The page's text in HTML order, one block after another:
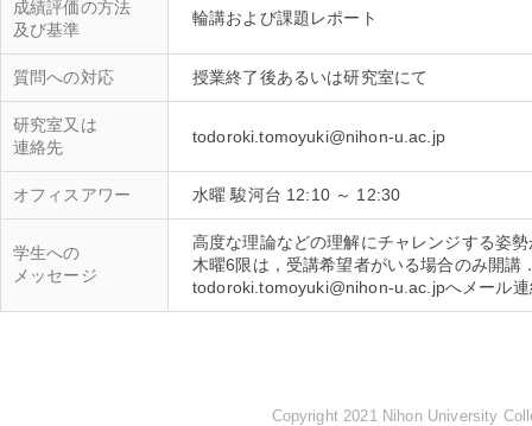
成績評価の方法
及び基準
質問への対応
研究室又は
連絡先
todoroki.tomoyuki@nihon-u.ac.jp
オフィスアワー 水曜 駿河台 12:10 ～ 12:30
学生への
メッセージ
高度な理論などの理解にチャレンジする姿
木曜6限は，受講希望者がいる場合のみ開講
Copyright 2021 Nihon University